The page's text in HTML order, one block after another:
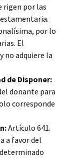
rigen por las
por lo
El
no adquiere la
de Disponer:
donante para
corresponde
Artículo 641.
a favor del